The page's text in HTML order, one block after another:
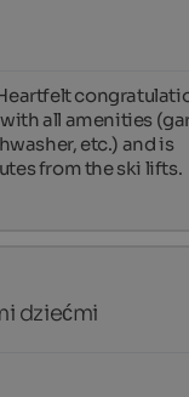
all amenities
etc.) and is
from the ski lifts.
dziećmi